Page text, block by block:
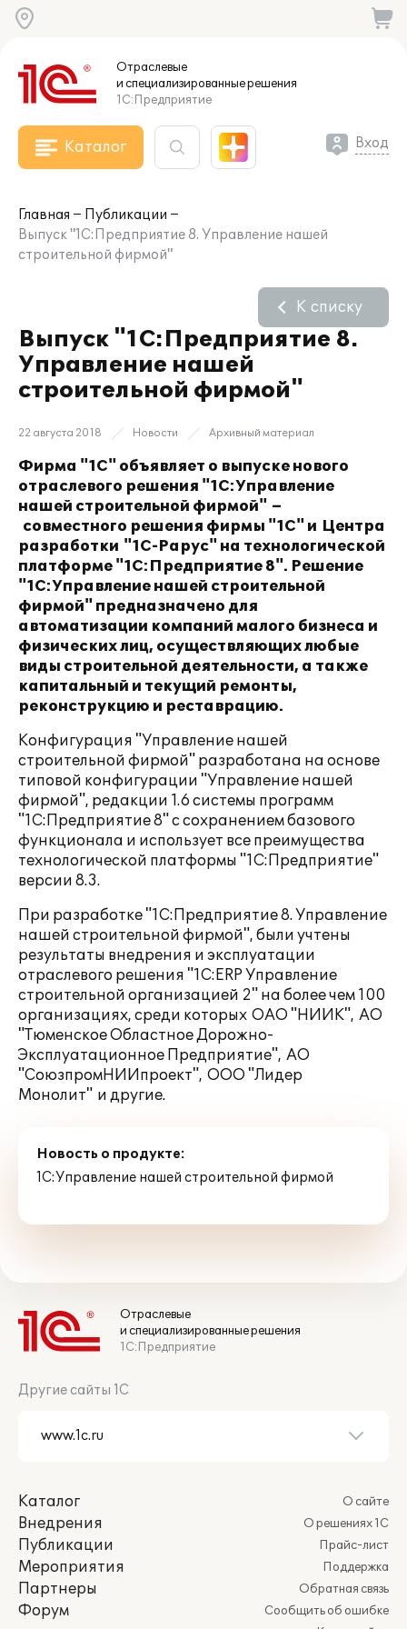
Отраслевые
и специализированныерешения
1С:Предприятие
Каталог Вход
Главная
Публикации
Выпуск "1С:Предприятие 8. Управление нашей
строительной фирмой"
Выпуск "1С:Предприятие 8.
Управление нашей
строительной фирмой"
К списку
22 августа 2018 Новости Архивный материал
Фирма "1С" объявляет о выпуске нового
отраслевого решения "1С:Управление
нашей строительной фирмой" –
совместного решения фирмы "1С" и Центра
разработки "1С-Рарус" на технологической
платформе "1С:Предприятие 8". Решение
"1С:Управление нашей строительной
фирмой" предназначено для
автоматизации компаний малого бизнеса и
физических лиц, осуществляющих любые
виды строительной деятельности, а также
капитальный и текущий ремонты,
реконструкцию и реставрацию.
Конфигурация "Управление нашей
строительной фирмой" разработана на основе
типовой конфигурации "Управление нашей
фирмой", редакции 1.6 системы программ
"1С:Предприятие 8" с сохранением базового
функционала и использует все преимущества
технологической платформы "1С:Предприятие"
версии 8.3.
При разработке "1С:Предприятие 8. Управление
нашей строительной фирмой", были учтены
результаты внедрения и эксплуатации
отраслевого решения "1С:ERP Управление
строительной организацией 2" на более чем 100
организациях, среди которых ОАО "НИИК", АО
"Тюменское Областное Дорожно-
Эксплуатационное Предприятие", АО
"СоюзпромНИИпроект", ООО "Лидер
Монолит" и другие.
Новость о продукте:
1С:Управление нашей строительной фирмой
Отраслевые
и специализированные решения
1С:Предприятие
Другие сайты 1С
Каталог
Внедрения
Публикации
Мероприятия
Партнеры
Форум
О сайте
О решениях 1С
Прайс-лист
Поддержка
Обратная связь
Сообщить об ошибке